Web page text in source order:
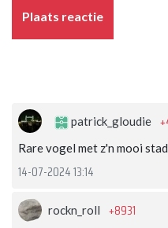
Plaats reactie
patrick_gloudie
Rare vogel met z'n mooi
14-07-2024 13:14
rockn_roll +8931